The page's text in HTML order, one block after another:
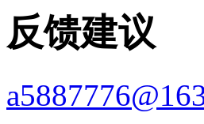
反馈建议